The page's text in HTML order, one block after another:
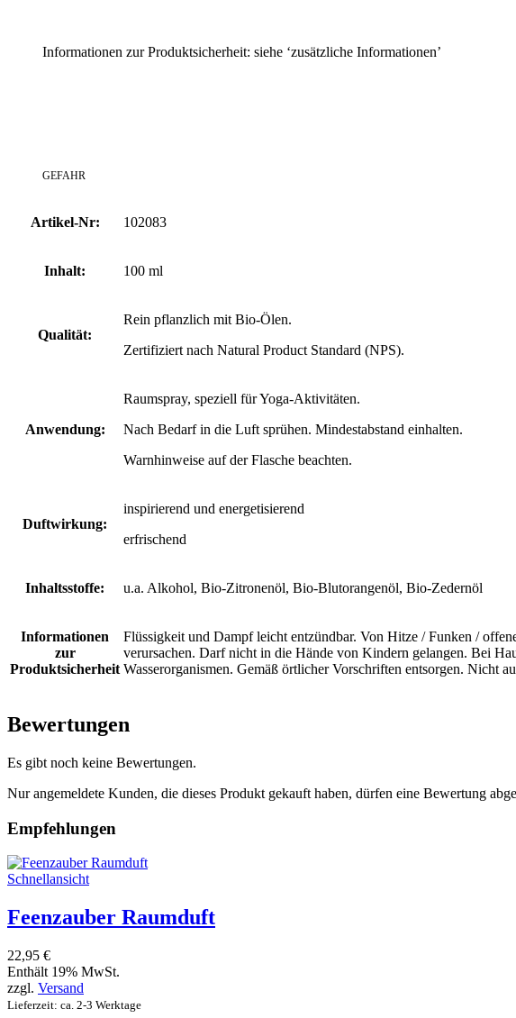
Informationen zur Produktsicherheit: siehe ‘zusätzliche Informationen’
GEFAHR
Artikel-Nr: 102083
Inhalt: 100 ml
Qualität:
Rein pflanzlich mit Bio-Ölen.
Zertifiziert nach Natural Product Standard (NPS).
Anwendung:
Raumspray, speziell für Yoga-Aktivitäten.
Nach Bedarf in die Luft sprühen. Mindestabstand einhalten.
Warnhinweise auf der Flasche beachten.
Duftwirkung:
inspirierend und energetisierend
erfrischend
Inhaltsstoffe: u.a. Alkohol, Bio-Zitronenöl, Bio-Blutorangenöl, Bio-Zedernöl
Informationen
zur
Produktsicherheit
Flüssigkeit und Dampf leicht entzündbar. Von Hitze / Funken /
verursachen. Darf nicht in die Hände von Kindern gelangen. Bei
Wasserorganismen. Gemäß örtlicher Vorschriften entsorgen. Nicht
Bewertungen
Es gibt noch keine Bewertungen.
Nur angemeldete Kunden, die dieses Produkt gekauft haben, dürfen eine Bewertung
Empfehlungen
Schnellansicht
Feenzauber Raumduft
22,95 €
Enthält 19% MwSt.
zzgl. Versand
Lieferzeit: ca. 2-3 Werktage